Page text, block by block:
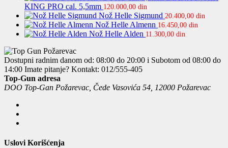
KING PRO cal. 5,5mm 120.000,00 din
Nož Helle Sigmund 20.400,00 din
Nož Helle Almenn 16.450,00 din
Nož Helle Alden 11.300,00 din
Dostupni radnim danom od: 08:00 do 20:00 i Subotom od 08:00 do
14:00 Imate pitanje? Kontakt: 012/555-405
Top-Gun adresa
DOO Top-Gan Požarevac, Čede Vasovića 54, 12000 Požarevac
Uslovi Korišćenja